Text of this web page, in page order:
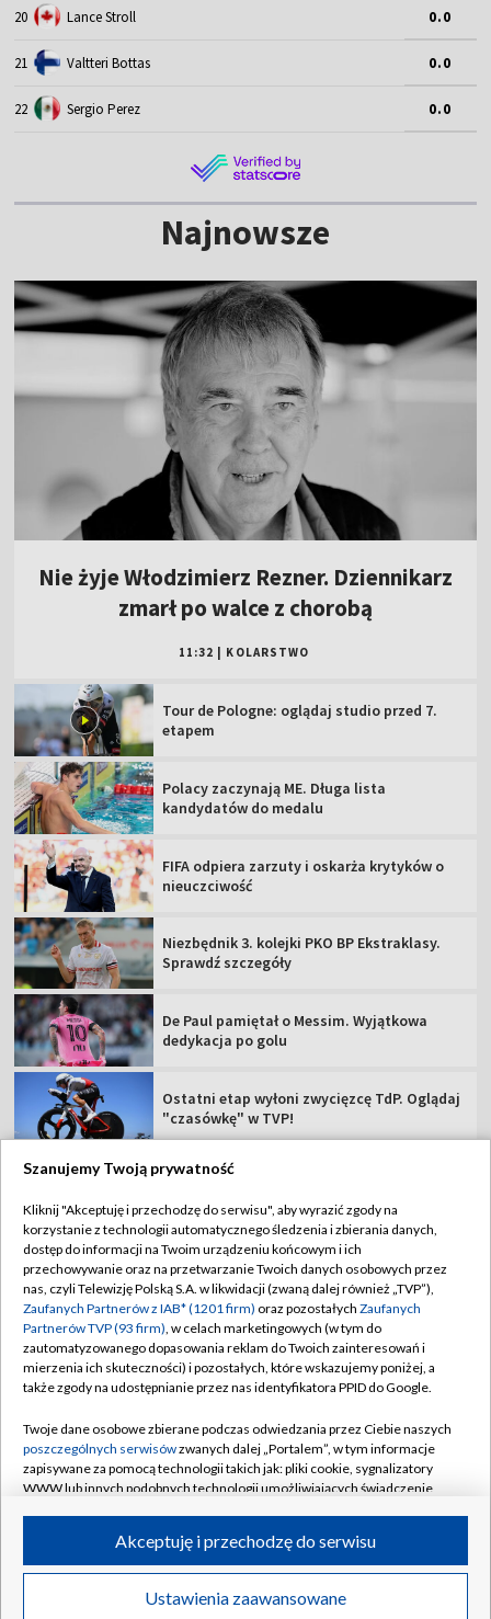
Transmisje Wideo
20 Lance Stroll 0.0
21 Valtteri Bottas 0.0
22 Sergio Perez 0.0
Najnowsze
Nie żyje Włodzimierz Rezner. Dziennikarz
zmarł po walce z chorobą
11:32 KOLARSTWO
Tour de Pologne: oglądaj studio przed 7.
etapem
Polacy zaczynają ME. Długa lista
kandydatów do medalu
FIFA odpiera zarzuty i oskarża krytyków o
nieuczciwość
Niezbędnik 3. kolejki PKO BP Ekstraklasy.
Sprawdź szczegóły
De Paul pamiętał o Messim. Wyjątkowa
dedykacja po golu
Ostatni etap wyłoni zwycięzcę TdP. Oglądaj
"czasówkę" w TVP!
TVP
Abonament TVP
Sklep TVP
Biuro Reklamy
Oferta Handlowa
Emisja w TVP
Rada Programowa
Ogłoszenia przetargowe
Akademia Telewizyjna
Regulamin TVP
Polityka prywatności
Moje zgody
Biuro reklamy
Kanały
©2026 Telewizja Polska Spółka Akcyjna w likwidacji
Szanujemy Twoją prywatność
Kliknij "Akceptuję i przechodzę do serwisu", aby wyrazić zgody na
korzystanie z technologii automatycznego śledzenia i zbierania danych,
dostęp do informacji na Twoim urządzeniu końcowym i ich
przechowywanie oraz na przetwarzanie Twoich danych osobowych przez
nas, czyli Telewizję Polską S.A. w likwidacji (zwaną dalej również „TVP”),
Zaufanych Partnerów z IAB* (1201 firm) oraz pozostałych Zaufanych
Partnerów TVP (93 firm), w celach marketingowych (w tym do
zautomatyzowanego dopasowania reklam do Twoich zainteresowań i
mierzenia ich skuteczności) i pozostałych, które wskazujemy poniżej, a
także zgody na udostępnianie przez nas identyfikatora PPID do Google.
Twoje dane osobowe zbierane podczas odwiedzania przez Ciebie naszych
poszczególnych serwisówzwanych dalej „Portalem”, w tym informacje
zapisywane za pomocą technologii takich jak: pliki cookie, sygnalizatory
WWW lub innych podobnych technologii umożliwiających świadczenie
ruchu w Internecie.
Twoje dane osobowe zbierane podczas odwiedzania przez Ciebie
poszczególnych serwisówna Portalu, takie jak adresy IP, identyfikatory
Ustawienia zaawansowane
Akceptuję i przechodzę do serwisu